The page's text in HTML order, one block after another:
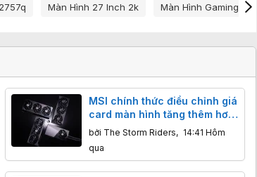
Màn Hình 27 Inch 2k Màn Hình Gaming 2k
MSI chính thức điều chỉnh giá
card màn hình tăng thêm hơn
20%
bởi The Storm Riders, 14:41 Hôm
qua